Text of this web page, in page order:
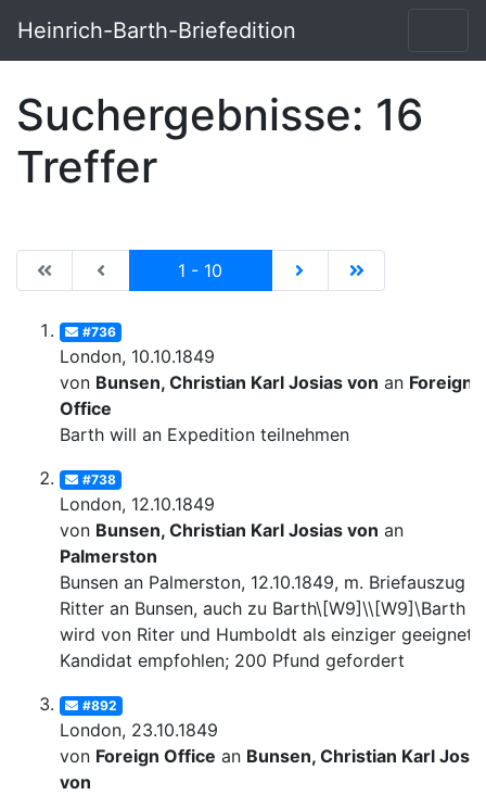
Heinrich-Barth-Briefedition
Suchergebnisse: 16
Treffer
|de:Erste Seite|en:First results page|
|de:Vorhergehende Seite|en:Previous results
1 - 10 |de:Nächste
|de:Letzte
#736
London, 10.10.1849
von Bunsen, Christian Karl Josias von an Foreign
Office
Barth will an Expedition teilnehmen
#738
London, 12.10.1849
von Bunsen, Christian Karl Josias von an
Palmerston
Bunsen an Palmerston, 12.10.1849, m. Briefauszug
Ritter an Bunsen, auch zu Barth\[W9]\\[W9]\Barth
wird von Riter und Humboldt als einziger
Kandidat empfohlen; 200 Pfund gefordert
#892
London, 23.10.1849
von Foreign Office an Bunsen, Christian Karl
von